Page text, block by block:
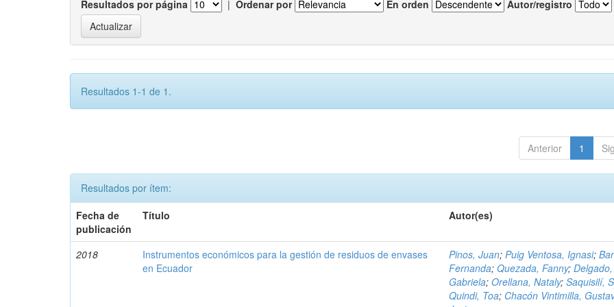
Resultados por página | Ordenar por En orden Autor/registro
Resultados 1-1 de 1.
Anterior 1
Resultados por ítem:
Fecha de
publicación
Título Autor(es)
2018
Instrumentos económicos para la gestión de residuos de envases
en Ecuador
Pinos, Juan;Puig Ventosa, Ignasi;
Fernanda;Quezada, Fanny;Delgado,
Gabriela;Orellana, Nataly;Saquisilí,
Quindi, Toa; Chacón Vintimilla,